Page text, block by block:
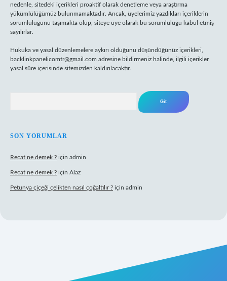
nedenle, sitedeki içerikleri proaktif olarak denetleme veya araştırma
yükümlülüğümüz bulunmamaktadır. Ancak, üyelerimiz yazdıkları içeriklerin
sorumluluğunu taşımakta olup, siteye üye olarak bu sorumluluğu kabul etmiş
sayılırlar.
Hukuka ve yasal düzenlemelere aykırı olduğunu düşündüğünüz içerikleri,
backlinkpanelicomtr@gmail.com adresine bildirmeniz halinde, ilgili içerikler
yasal süre içerisinde sitemizden kaldırılacaktır.
SON YORUMLAR
Recat ne demek ? için admin
Recat ne demek ? için Alaz
Petunya çiçeği çelikten nasıl çoğaltılır ? için admin